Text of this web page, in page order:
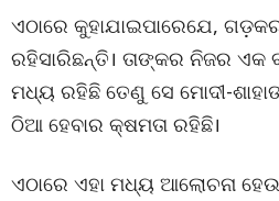
ଏଠାରେ କୁହାଯାଇପାରେଯେ,
ରହିସାରିଛନ୍ତି। ତାଙ୍କର ନିଜର ଏକ
ମଧ୍ୟ ରହିଛି ତେଣୁ ସେ ମୋଦୀ-
ଠିଆ ହେବାର କ୍ଷମତା ରହିଛି।
ଏଠାରେ ଏହା ମଧ୍ୟ ଆଲୋଚନା